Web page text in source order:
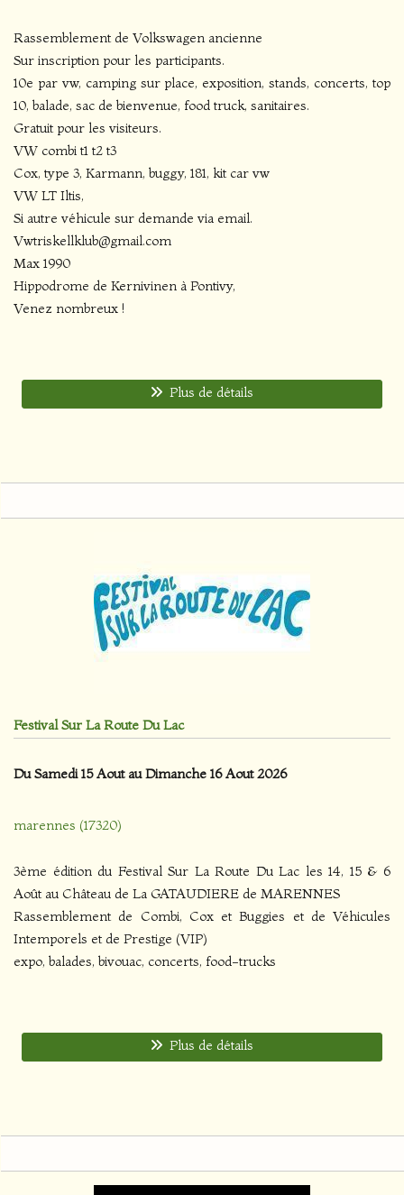
Rassemblement de Volkswagen ancienne
Sur inscription pour les participants.
10e par vw, camping sur place, exposition, stands, concerts, top
10, balade, sac de bienvenue, food truck, sanitaires.
Gratuit pour les visiteurs.
VW combi t1 t2 t3
Cox, type 3, Karmann, buggy, 181, kit car vw
VW LT Iltis,
Si autre véhicule sur demande via email.
Vwtriskellklub@gmail.com
Max 1990
Hippodrome de Kernivinen à Pontivy,
Venez nombreux !
Plus de détails
Festival Sur La Route Du Lac
Du Samedi 15 Aout au Dimanche 16 Aout 2026
marennes (17320)
3ème édition du Festival Sur La Route Du Lac les 14, 15 & 6
Août au Château de La GATAUDIERE de MARENNES
Rassemblement de Combi, Cox et Buggies et de Véhicules
Intemporels et de Prestige (VIP)
expo, balades, bivouac, concerts, food-trucks
Plus de détails